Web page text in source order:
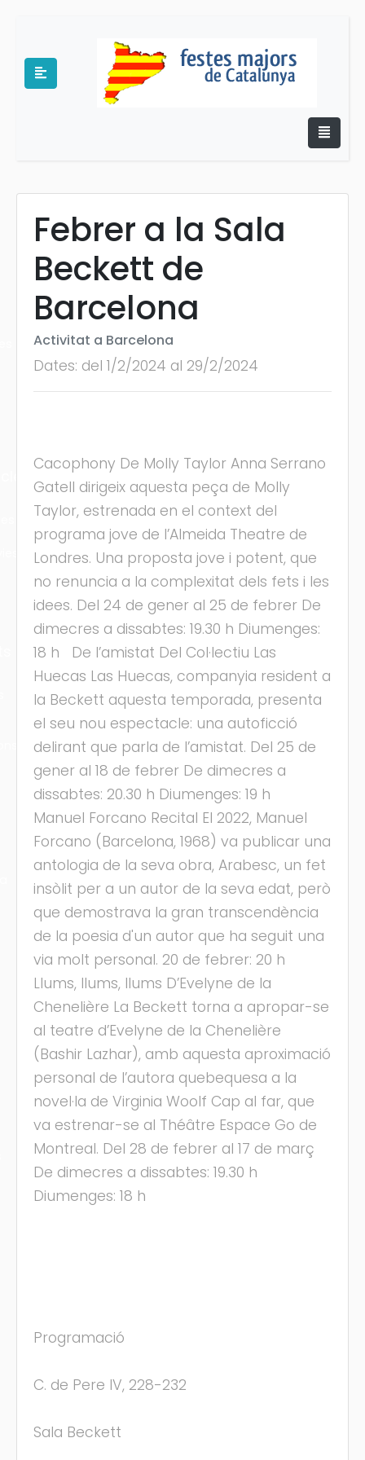
Febrer a la Sala
Beckett de
Barcelona
Activitat a Barcelona
Dates: del 1/2/2024 al 29/2/2024
Cacophony De Molly Taylor Anna Serrano
Gatell dirigeix aquesta peça de Molly
Taylor, estrenada en el context del
programa jove de l’Almeida Theatre de
Londres. Una proposta jove i potent, que
no renuncia a la complexitat dels fets i les
idees. Del 24 de gener al 25 de febrer De
dimecres a dissabtes: 19.30 h Diumenges:
18 h De l’amistat Del Col·lectiu Las
Huecas Las Huecas, companyia resident a
la Beckett aquesta temporada, presenta
el seu nou espectacle: una autoficció
delirant que parla de l’amistat. Del 25 de
gener al 18 de febrer De dimecres a
dissabtes: 20.30 h Diumenges: 19 h
Manuel Forcano Recital El 2022, Manuel
Forcano (Barcelona, 1968) va publicar una
antologia de la seva obra, Arabesc, un fet
insòlit per a un autor de la seva edat, però
que demostrava la gran transcendència
de la poesia d'un autor que ha seguit una
via molt personal. 20 de febrer: 20 h
Llums, llums, llums D’Evelyne de la
Chenelière La Beckett torna a apropar-se
al teatre d’Evelyne de la Chenelière
(Bashir Lazhar), amb aquesta aproximació
personal de l’autora quebequesa a la
novel·la de Virginia Woolf Cap al far, que
va estrenar-se al Théâtre Espace Go de
Montreal. Del 28 de febrer al 17 de març
De dimecres a dissabtes: 19.30 h
Diumenges: 18 h
Programació
C. de Pere IV, 228-232
Sala Beckett